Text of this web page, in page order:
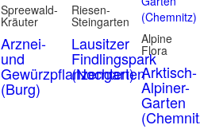
Spreewald-
Kräuter
Arznei-
und
Gewürzpflanzengarten
(Burg)
Riesen-
Steingarten
Lausitzer
Findlingspark
(Nochten)
Alpine
Flora
Arktisch-
Alpiner-
Garten